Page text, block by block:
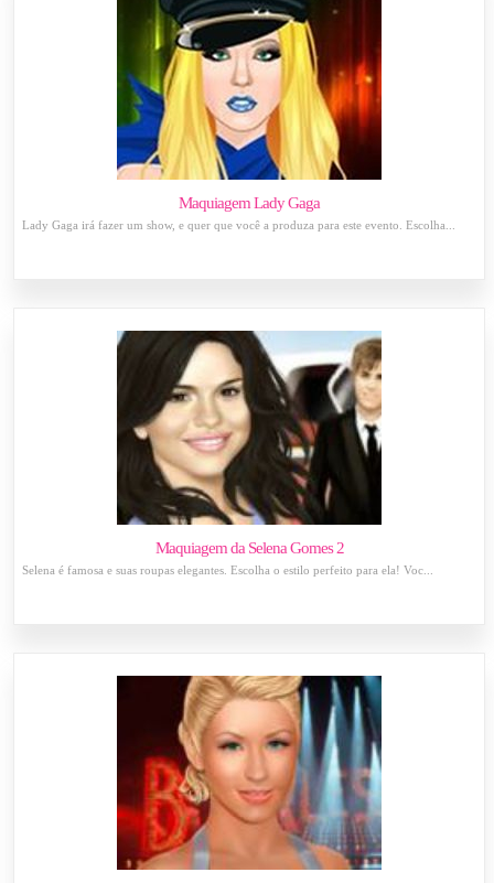
Maquiagem Lady Gaga
Lady Gaga irá fazer um show, e quer que você a produza para este evento. Escolha...
Maquiagem da Selena Gomes 2
Selena é famosa e suas roupas elegantes. Escolha o estilo perfeito para ela! Voc...